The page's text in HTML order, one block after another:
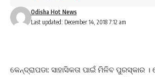
Last updated: December 14, 2018 7:12 am
Odisha Hot News
କେନ୍ଦ୍ରାପଡା: ସାହାସିକତା ପାଇଁ ମିଳିବ ପୁରସ୍କାର